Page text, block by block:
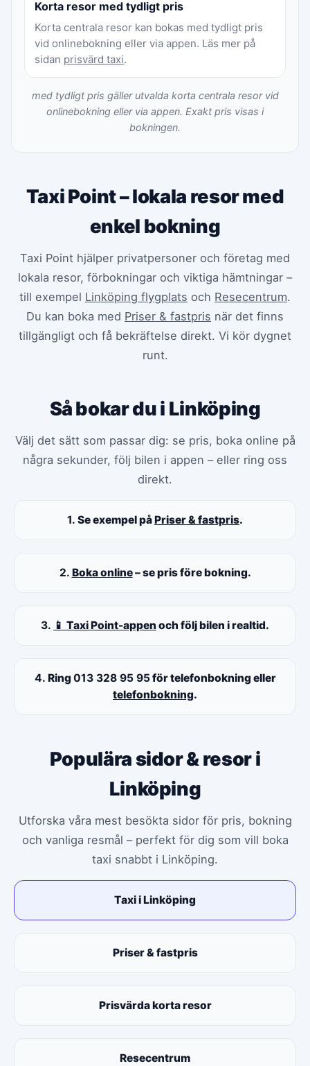
Korta resor med tydligt pris
Korta centrala resor kan bokas med tydligt pris
vid onlinebokning eller via appen. Läs mer på
sidan prisvärd taxi.
med tydligt pris gäller utvalda korta centrala resor vid
onlinebokning eller via appen. Exakt pris visas i
bokningen.
Taxi Point – lokala resor med
enkel bokning
Taxi Point hjälper privatpersoner och företag med
lokala resor, förbokningar och viktiga hämtningar –
till exempel Linköping flygplats och Resecentrum.
Du kan boka med Priser & fastpris när det finns
tillgängligt och få bekräftelse direkt. Vi kör dygnet
runt.
Så bokar du i Linköping
Välj det sätt som passar dig: se pris, boka online på
några sekunder, följ bilen i appen – eller ring oss
direkt.
1. Se exempel påPriser & fastpris.
2. Boka online– se pris före bokning.
3. 📱 Taxi Point-appen och följ bilen i realtid.
4. Ring 013 328 95 95för telefonbokning eller
telefonbokning.
Populära sidor & resor i
Linköping
Utforska våra mest besökta sidor för pris, bokning
och vanliga resmål – perfekt för dig som vill boka
taxi snabbt i Linköping.
Taxi i Linköping
Priser & fastpris
Prisvärda korta resor
Resecentrum